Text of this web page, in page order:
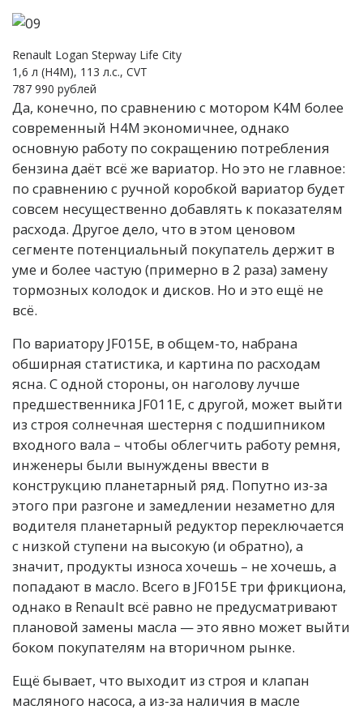
Renault Logan Stepway Life City
1,6 л (H4M), 113 л.с., CVT
787 990 рублей
Да, конечно, по сравнению с мотором K4M более
современный H4M экономичнее, однако
основную работу по сокращению потребления
бензина даёт всё же вариатор. Но это не главное:
по сравнению с ручной коробкой вариатор будет
совсем несущественно добавлять к показателям
расхода. Другое дело, что в этом ценовом
сегменте потенциальный покупатель держит в
уме и более частую (примерно в 2 раза) замену
тормозных колодок и дисков. Но и это ещё не
всё.
По вариатору JF015E, в общем-то, набрана
обширная статистика, и картина по расходам
ясна. С одной стороны, он наголову лучше
предшественника JF011E, с другой, может выйти
из строя солнечная шестерня с подшипником
входного вала – чтобы облегчить работу ремня,
инженеры были вынуждены ввести в
конструкцию планетарный ряд. Попутно из-за
этого при разгоне и замедлении незаметно для
водителя планетарный редуктор переключается
с низкой ступени на высокую (и обратно), а
значит, продукты износа хочешь – не хочешь, а
попадают в масло. Всего в JF015E три фрикциона,
однако в Renault всё равно не предусматривают
плановой замены масла — это явно может выйти
боком покупателям на вторичном рынке.
Ещё бывает, что выходит из строя и клапан
масляного насоса, а из-за наличия в масле